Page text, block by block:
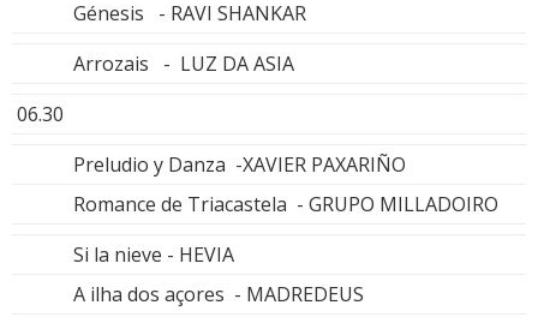
Génesis - RAVI SHANKAR
Arrozais - LUZ DA ASIA
06.30
Preludio y Danza -XAVIER PAXARIÑO
Romance de Triacastela - GRUPO MILLADOIRO
Si la nieve - HEVIA
A ilha dos açores - MADREDEUS